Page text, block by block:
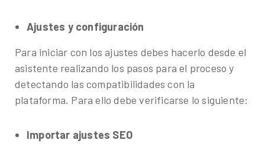
Ajustes y configuración
Para iniciar con los ajustes debes hacerlo desde el
asistente realizando los pasos para el proceso y
detectando las compatibilidades con la
plataforma. Para ello debe verificarse lo siguiente:
Importar ajustes SEO